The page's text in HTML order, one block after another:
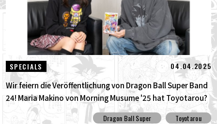
SPECIALS 04.04.2025
Wir feiern die Veröffentlichung von Dragon Ball Super Band
24! Maria Makino von Morning Musume '25 hat Toyotarou?
interviewt!
Dragon Ball Super Toyotarou